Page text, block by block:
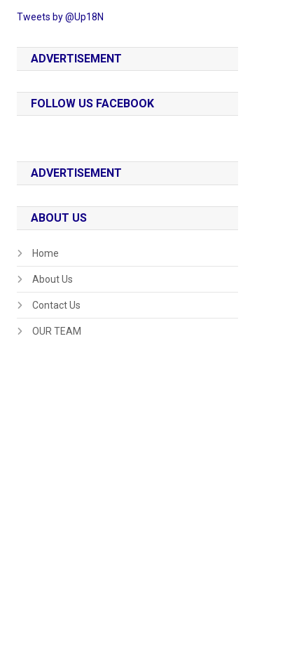
Tweets by @Up18N
ADVERTISEMENT
FOLLOW US FACEBOOK
ADVERTISEMENT
ABOUT US
Home
About Us
Contact Us
OUR TEAM